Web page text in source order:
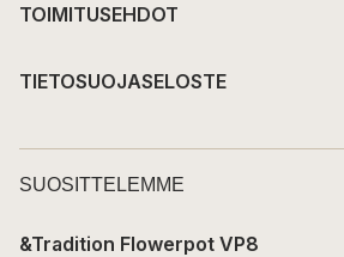
TOIMITUSEHDOT
TIETOSUOJASELOSTE
SUOSITTELEMME
&Tradition Flowerpot VP8